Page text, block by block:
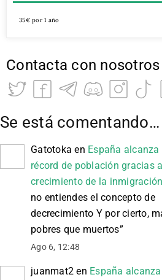
35€ por 1 año
Contacta con nosotros
Se está comentando…
Gatotoka en España
récord de población gracias
crecimiento de la inmigración
no entiendes el concepto de
decrecimiento Y por cierto,
pobres que muertos”
Ago 6, 12:48
juanmat2 en España